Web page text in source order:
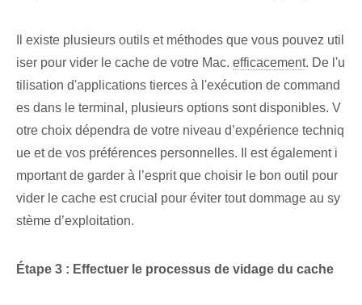
Il existe plusieurs outils et méthodes que vous pouvez util
iser pour vider le cache de votre Mac. efficacement. De l'u
tilisation d'applications tierces à l'exécution de command
es dans le terminal, plusieurs options sont disponibles. V
otre choix dépendra de votre niveau d’expérience techniq
ue et de vos préférences personnelles. Il est également i
mportant de garder à l’esprit que choisir le bon outil pour
vider le cache est crucial pour éviter tout dommage au sy
stème d’exploitation.
Étape 3 : Effectuer le processus de vidage du cache